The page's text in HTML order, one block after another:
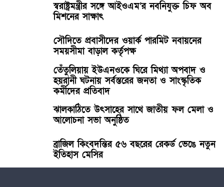
স্বরাষ্ট্রমন্ত্রীর সঙ্গে আইওএম’র নবনিযুক্ত চিফ অব
মিশনের সাক্ষাৎ
সৌদিতে প্রবাসীদের ওয়ার্ক পারমিট নবায়নের
সময়সীমা বাড়াল কর্তৃপক্ষ
তেঁতুলিয়ায় ইউএনওকে ঘিরে মিথ্যা অপবাদ ও
হয়রানী ঘটনায় সর্বস্তরের জনতা ও সাংস্কৃতিক
কর্মীদের প্রতিবাদ
ঝালকাঠিতে উৎসাহের সাথে জাতীয় ফল মেলা ও
আলোচনা সভা অনুষ্ঠিত
ব্রাজিল কিংবদন্তির ৫৬ বছরের রেকর্ড ভেঙে নতুন
ইতিহাস মেসির